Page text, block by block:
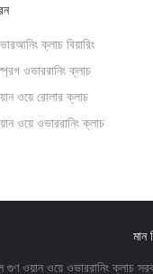
ওয়ে ওভাররানিং ক্লাচ
ক্লাচ বিয়ারিং
ওভাররানিং ক্লাচ
ওয়ে রোলার ক্লাচ
মান
গুণ ওয়ান ওয়ে ওভাররানিং